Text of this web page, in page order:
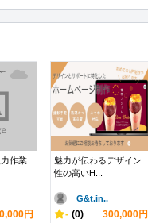
作業
円
魅力が伝わるデザイン
性の高いH...
G&t.in..
- (0) 300,000円